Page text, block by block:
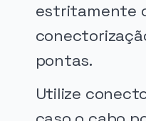
estritamente
pontas.
Utilize